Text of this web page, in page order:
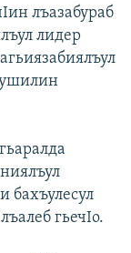
лъазабураб
лидер
бахъулесул
гьечIо.